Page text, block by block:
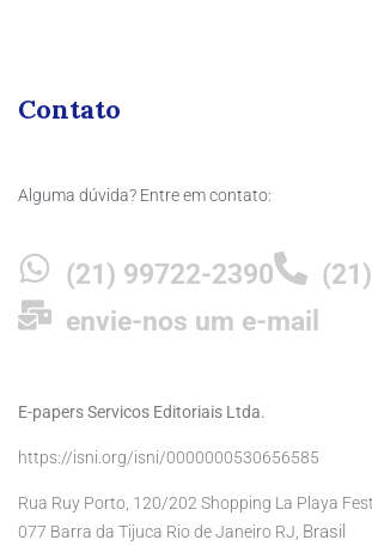
Contato
Alguma dúvida? Entre em contato:
(21) 99722-2390
envie-nos um e-mail
E-papers Servicos Editoriais Ltda.
https://isni.org/isni/0000000530656585
Rua Ruy Porto, 120/202 Shopping La Playa
077 Barra da Tijuca Rio de Janeiro RJ, Brasil